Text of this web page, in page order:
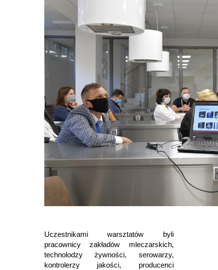
Uczestnikami warsztatów byli
pracownicy zakładów mleczarskich,
technolodzy żywności, serowarzy,
kontrolerzy jakości, producenci